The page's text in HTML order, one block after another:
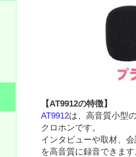
【AT9912の特徴】
AT9912は、高音質小型
クロホンです。
インタビューや取材、
を高音質に録音できま